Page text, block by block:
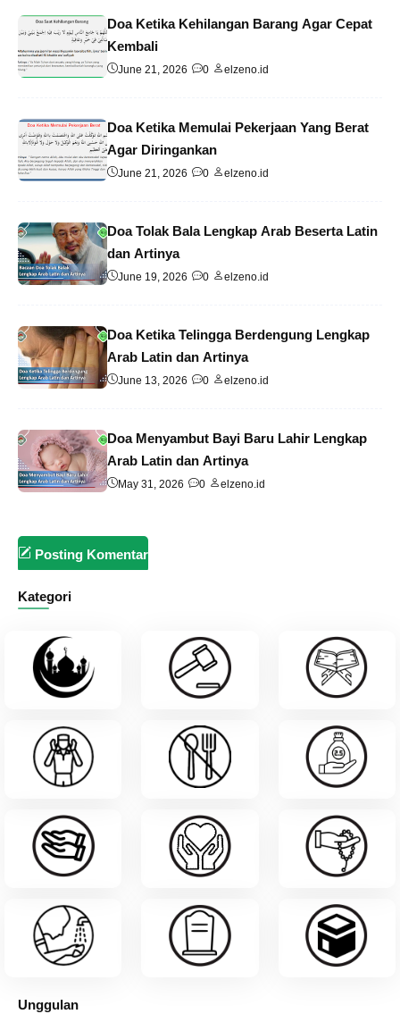
Doa Ketika Kehilangan Barang Agar Cepat
Kembali
June 21, 2026 0 elzeno.id
Doa Ketika Memulai Pekerjaan Yang Berat
Agar Diringankan
June 21, 2026 0 elzeno.id
Doa Tolak Bala Lengkap Arab Beserta Latin
dan Artinya
June 19, 2026 0 elzeno.id
Doa Ketika Telingga Berdengung Lengkap
Arab Latin dan Artinya
June 13, 2026 0 elzeno.id
Doa Menyambut Bayi Baru Lahir Lengkap
Arab Latin dan Artinya
May 31, 2026 0 elzeno.id
Posting Komentar
Kategori
Unggulan